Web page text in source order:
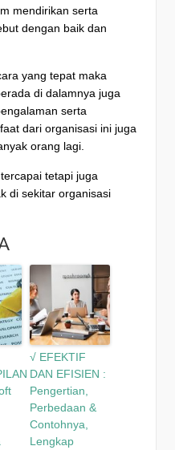
mendirikan serta
dengan baik dan
yang tepat maka
di dalamnya juga
serta
dari organisasi ini juga
orang lagi.
tetapi juga
di sekitar organisasi
√ EFEKTIF
DAN EFISIEN :
Pengertian,
Perbedaan &
Contohnya,
Lengkap